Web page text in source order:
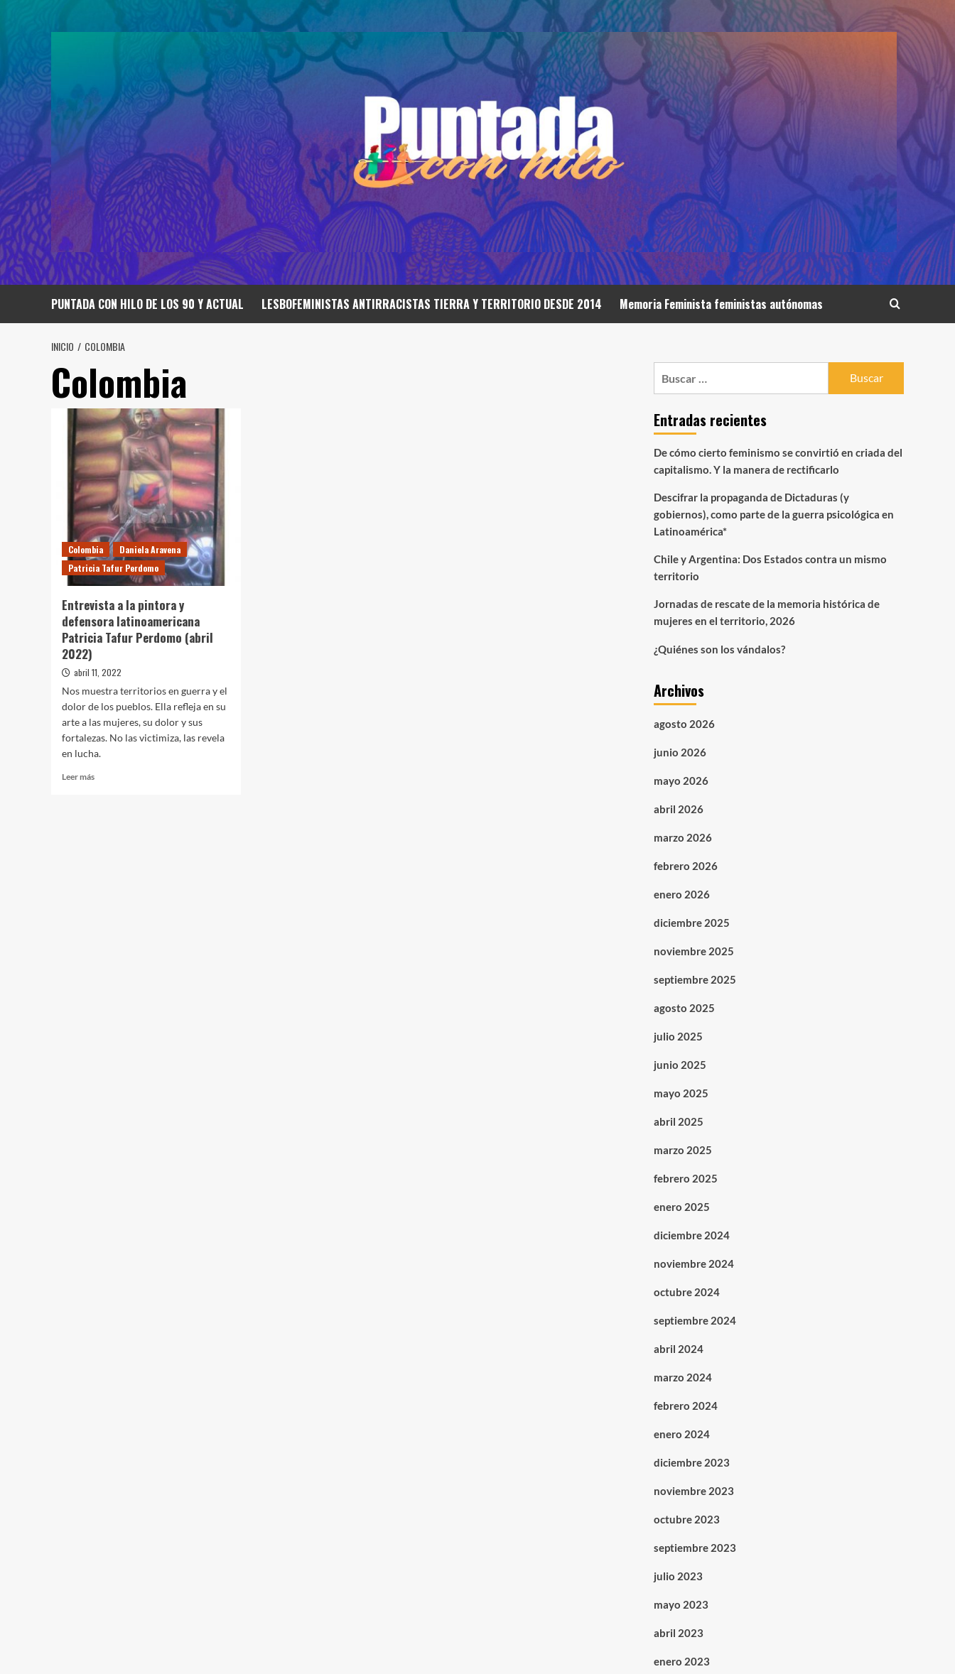
PUNTADA CON HILO DE LOS 90 Y ACTUAL LESBOFEMINISTAS ANTIRRACISTAS TIERRA Y TERRITORIO DESDE 2014 Memoria Feminista feministas autónomas
INICIO COLOMBIA
Colombia
Colombia
Daniela Aravena
Patricia Tafur Perdomo
Entrevista a la pintora y
defensora latinoamericana
Patricia Tafur Perdomo (abril
2022)
abril 11, 2022
Nos muestra territorios en guerra y el
dolor de los pueblos. Ella refleja en su
arte a las mujeres, su dolor y sus
fortalezas. No las victimiza, las revela
en lucha.
Leer másLeer
Entradas recientes
De cómo cierto feminismo se convirtió en criada del
capitalismo. Y la manera de rectificarlo
Descifrar la propaganda de Dictaduras (y
gobiernos), como parte de la guerra psicológica en
Latinoamérica*
Chile y Argentina: Dos Estados contra un mismo
territorio
Jornadas de rescate de la memoria histórica de
mujeres en el territorio, 2026
¿Quiénes son los vándalos?
Archivos
agosto 2026
junio 2026
mayo 2026
abril 2026
marzo 2026
febrero 2026
enero 2026
diciembre 2025
noviembre 2025
septiembre 2025
agosto 2025
julio 2025
junio 2025
mayo 2025
abril 2025
marzo 2025
febrero 2025
enero 2025
diciembre 2024
noviembre 2024
octubre 2024
septiembre 2024
abril 2024
marzo 2024
febrero 2024
enero 2024
diciembre 2023
noviembre 2023
octubre 2023
septiembre 2023
julio 2023
mayo 2023
abril 2023
enero 2023